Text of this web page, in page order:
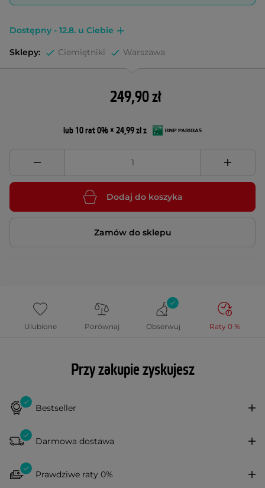
Dostępny - 12.8. u Ciebie
Sklepy: Ciemiętniki Warszawa
249,90 zł
lub 10 rat 0% × 24,99 zł z
Dodaj do koszyka
Zamów do sklepu
Ulubione Porównaj Obserwuj Raty 0 %
Przy zakupie zyskujesz
Bestseller
Darmowa dostawa
Prawdziwe raty 0%